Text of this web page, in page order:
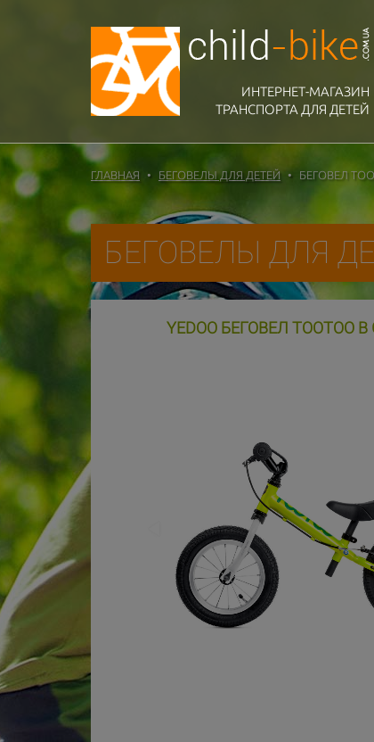
ИНТЕРНЕТ-МАГАЗИН
ТРАНСПОРТА ДЛЯ ДЕТЕЙ
ГЛАВНАЯ БЕГОВЕЛЫ ДЛЯ ДЕТЕЙ БЕГОВЕЛ
БЕГОВЕЛЫ ДЛЯ
YEDOO БЕГОВЕЛ TOOTOO B